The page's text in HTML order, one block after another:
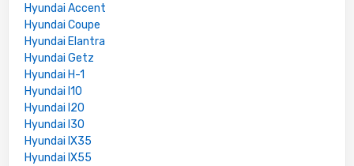
Hyundai Accent
Hyundai Coupe
Hyundai Elantra
Hyundai Getz
Hyundai H-1
Hyundai I10
Hyundai I20
Hyundai I30
Hyundai IX35
Hyundai IX55